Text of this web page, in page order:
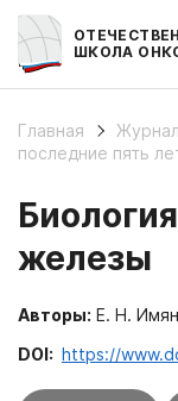
ШКОЛА
Главная Журнал
последние пять
железы
Авторы: Е. Н.
DOI: https://